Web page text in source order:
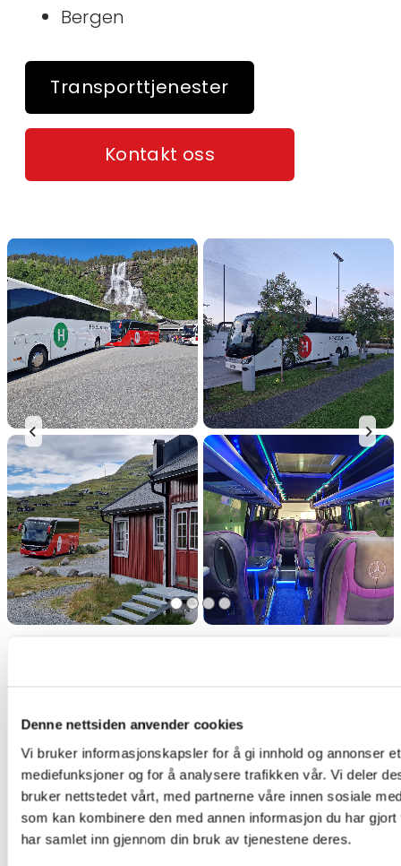
Denne nettsiden anvender cookies
Vi bruker informasjonskapsler for å gi innhold og annonser
mediefunksjoner og for å analysere trafikken vår. Vi deler
bruker nettstedet vårt, med partnerne våre innen sosiale
som kan kombinere den med annen informasjon du har
har samlet inn gjennom din bruk av tjenestene deres.
Bergen
Transporttjenester
Kontakt oss
Har du spørsmål, trenger du hjelp, eller
vil du utforske hvordan vi kan
samarbeide? Vi er her for å hjelpe. Ta
kontakt i dag!